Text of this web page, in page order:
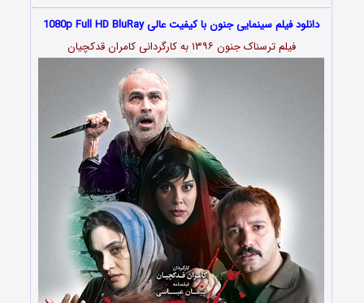
دانلود فیلم سینمایی جنون با کیفیت عالی 1080p Full HD BluRay
فیلم ترسناک جنون ۱۳۹۶ به کارگردانی کامران قدکچیان